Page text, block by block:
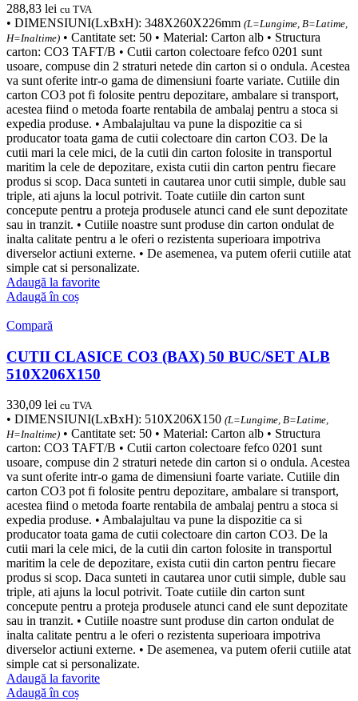
288,83 lei cu TVA
• DIMENSIUNI(LxBxH): 348X260X226mm (L=Lungime, B=Latime,
H=Inaltime) • Cantitate set: 50 • Material: Carton alb • Structura
carton: CO3 TAFT/B • Cutii carton colectoare fefco 0201 sunt
usoare, compuse din 2 straturi netede din carton si o ondula. Acestea
va sunt oferite intr-o gama de dimensiuni foarte variate. Cutiile din
carton CO3 pot fi folosite pentru depozitare, ambalare si transport,
acestea fiind o metoda foarte rentabila de ambalaj pentru a stoca si
expedia produse. • Ambalajultau va pune la dispozitie ca si
producator toata gama de cutii colectoare din carton CO3. De la
cutii mari la cele mici, de la cutii din carton folosite in transportul
maritim la cele de depozitare, exista cutii din carton pentru fiecare
produs si scop. Daca sunteti in cautarea unor cutii simple, duble sau
triple, ati ajuns la locul potrivit. Toate cutiile din carton sunt
concepute pentru a proteja produsele atunci cand ele sunt depozitate
sau in tranzit. • Cutiile noastre sunt produse din carton ondulat de
inalta calitate pentru a le oferi o rezistenta superioara impotriva
diverselor actiuni externe. • De asemenea, va putem oferii cutiile atat
simple cat si personalizate.
Adaugă la favorite
Adaugă în coș
Compară
CUTII CLASICE CO3 (BAX) 50 BUC/SET ALB
510X206X150
330,09 lei cu TVA
• DIMENSIUNI(LxBxH): 510X206X150 (L=Lungime, B=Latime,
H=Inaltime) • Cantitate set: 50 • Material: Carton alb • Structura
carton: CO3 TAFT/B • Cutii carton colectoare fefco 0201 sunt
usoare, compuse din 2 straturi netede din carton si o ondula. Acestea
va sunt oferite intr-o gama de dimensiuni foarte variate. Cutiile din
carton CO3 pot fi folosite pentru depozitare, ambalare si transport,
acestea fiind o metoda foarte rentabila de ambalaj pentru a stoca si
expedia produse. • Ambalajultau va pune la dispozitie ca si
producator toata gama de cutii colectoare din carton CO3. De la
cutii mari la cele mici, de la cutii din carton folosite in transportul
maritim la cele de depozitare, exista cutii din carton pentru fiecare
produs si scop. Daca sunteti in cautarea unor cutii simple, duble sau
triple, ati ajuns la locul potrivit. Toate cutiile din carton sunt
concepute pentru a proteja produsele atunci cand ele sunt depozitate
sau in tranzit. • Cutiile noastre sunt produse din carton ondulat de
inalta calitate pentru a le oferi o rezistenta superioara impotriva
diverselor actiuni externe. • De asemenea, va putem oferii cutiile atat
simple cat si personalizate.
Adaugă la favorite
Adaugă în coș